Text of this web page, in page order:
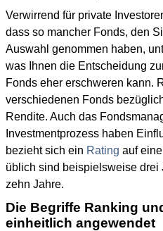
Verwirrend für private
dass so mancher Fonds, den
Auswahl genommen haben,
was Ihnen die Entscheidung
Fonds eher erschweren kann.
verschiedenen Fonds
Rendite. Auch das
Investmentprozess haben
bezieht sich ein Rating auf
üblich sind beispielsweise drei
zehn Jahre.
Die Begriffe Ranking
einheitlich angewendet